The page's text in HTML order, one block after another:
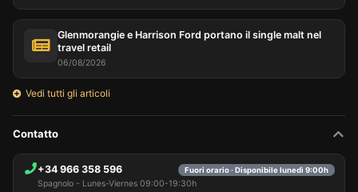
Glenmorangie e Harrison Ford portano il single malt nel
travel retail
06/08/2026
Vedi tutti gli articoli
Contatto
+34 966 358 596 Fuori orario · Disponibile lunedì 9:00h
Spagnolo - Lunes-Viernes 09:00-19:30h